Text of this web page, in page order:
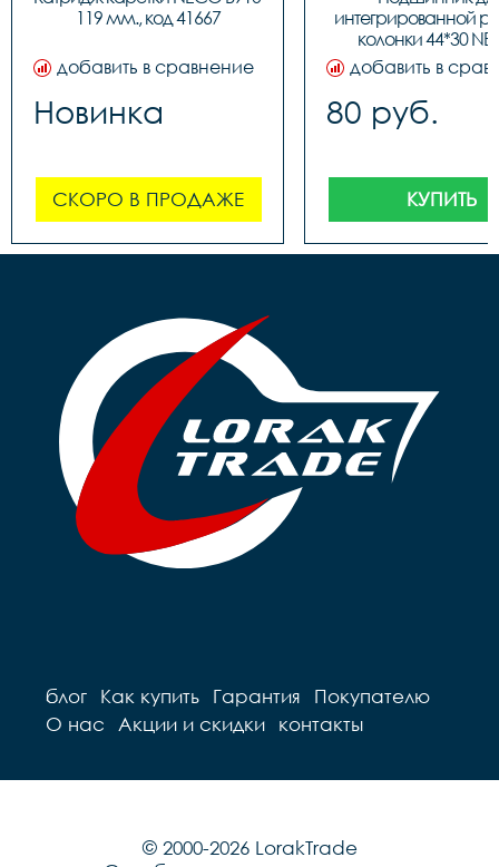
119 мм., код 41667
добавить в сравнение
Новинка
СКОРО В ПРОДАЖЕ
интегрированной
колонки 44*30
BBFHST11, код
добавить в
80 руб.
КУПИТЬ
блог Как купить Гарантия
Покупателю
О нас
Акции и скидки контакты
© 2000-2026 LorakTrade